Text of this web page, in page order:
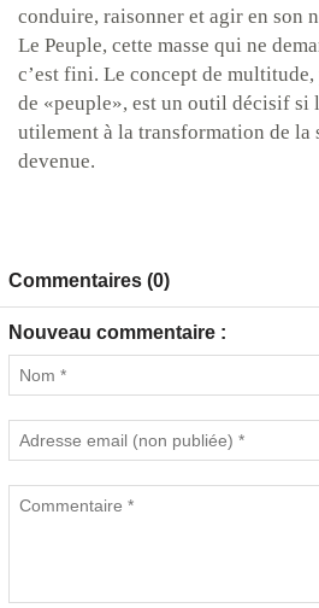
conduire, raisonner et agir en son
Le Peuple, cette masse qui ne
c’est fini. Le concept de
de «peuple», est un outil décisif si
utilement à la transformation de la
devenue.
Commentaires (0)
Nouveau commentaire :